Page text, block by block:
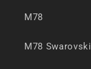
M78
M78 Swarovski